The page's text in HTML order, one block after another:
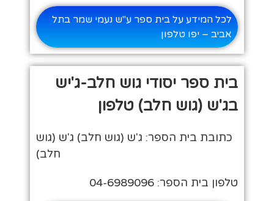
לכל המידע על בית ספר ע"ש נעמי שמר בתל
אביב – יפו טלפון
בית ספר יסודי גוש חלב-ג'יש
בג'ש (גוש חלב) טלפון
כתובת בית הספר: ג'ש (גוש חלב) ג'ש (גוש
חלב)
טלפון בית הספר: 04-6989096